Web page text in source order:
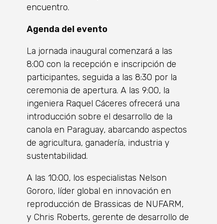
encuentro.
Agenda del evento
La jornada inaugural comenzará a las
8:00 con la recepción e inscripción de
participantes, seguida a las 8:30 por la
ceremonia de apertura. A las 9:00, la
ingeniera Raquel Cáceres ofrecerá una
introducción sobre el desarrollo de la
canola en Paraguay, abarcando aspectos
de agricultura, ganadería, industria y
sustentabilidad.
A las 10:00, los especialistas Nelson
Gororo, líder global en innovación en
reproducción de Brassicas de NUFARM,
y Chris Roberts, gerente de desarrollo de